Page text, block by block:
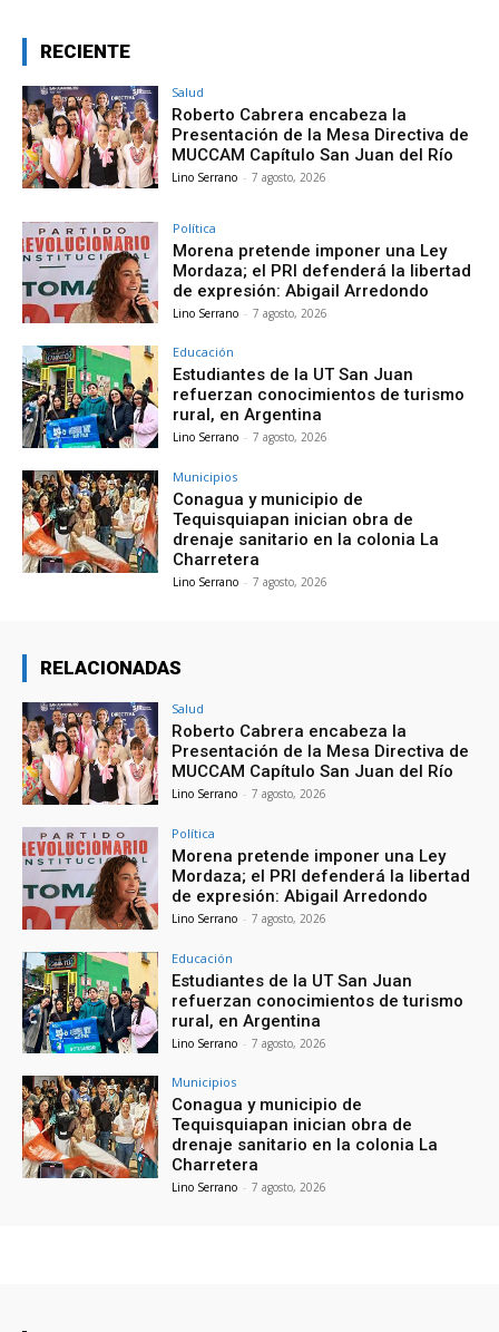
RECIENTE
Salud
Roberto Cabrera encabeza la
Presentación de la Mesa Directiva de
MUCCAM Capítulo San Juan del Río
Lino Serrano - 7 agosto, 2026
Política
Morena pretende imponer una Ley
Mordaza; el PRI defenderá la libertad
de expresión: Abigail Arredondo
Lino Serrano - 7 agosto, 2026
Educación
Estudiantes de la UT San Juan
refuerzan conocimientos de turismo
rural, en Argentina
Lino Serrano - 7 agosto, 2026
Municipios
Conagua y municipio de
Tequisquiapan inician obra de
drenaje sanitario en la colonia La
Charretera
Lino Serrano - 7 agosto, 2026
RELACIONADAS
Salud
Roberto Cabrera encabeza la
Presentación de la Mesa Directiva de
MUCCAM Capítulo San Juan del Río
Lino Serrano - 7 agosto, 2026
Política
Morena pretende imponer una Ley
Mordaza; el PRI defenderá la libertad
de expresión: Abigail Arredondo
Lino Serrano - 7 agosto, 2026
Educación
Estudiantes de la UT San Juan
refuerzan conocimientos de turismo
rural, en Argentina
Lino Serrano - 7 agosto, 2026
Municipios
Conagua y municipio de
Tequisquiapan inician obra de
drenaje sanitario en la colonia La
Charretera
Lino Serrano - 7 agosto, 2026